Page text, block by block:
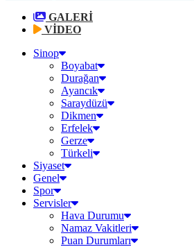
GALERİ
VİDEO
Sinop
Boyabat
Durağan
Ayancık
Saraydüzü
Dikmen
Erfelek
Gerze
Türkeli
Siyaset
Genel
Spor
Servisler
Hava Durumu
Namaz Vakitleri
Puan Durumları